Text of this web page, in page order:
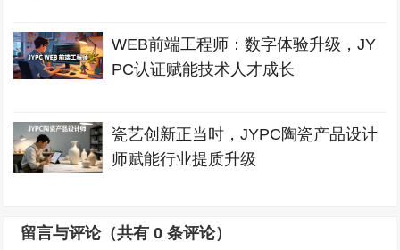
WEB前端工程师：数字体验升级，JY
PC认证赋能技术人才成长
瓷艺创新正当时，JYPC陶瓷产品设计
师赋能行业提质升级
留言与评论（共有0 条评论）